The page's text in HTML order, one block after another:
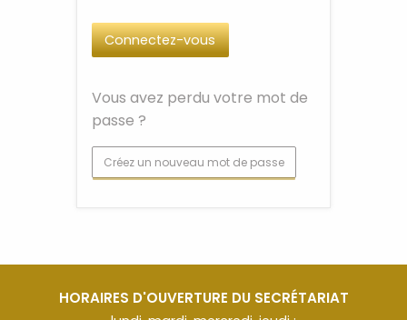
Vous avez perdu votre mot de
passe ?
Créez un nouveau mot de passe
HORAIRES D'OUVERTURE DU SECRÉTARIAT